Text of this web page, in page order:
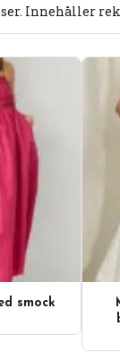
Innehåller
smock